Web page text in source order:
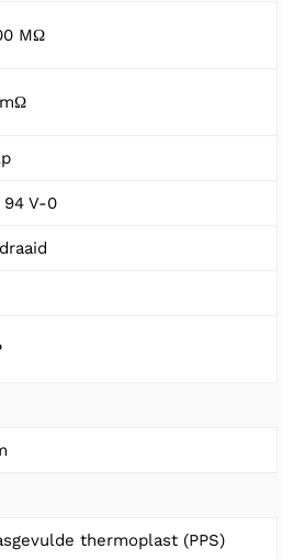
MΩ
94 V-0
thermoplast (PPS)